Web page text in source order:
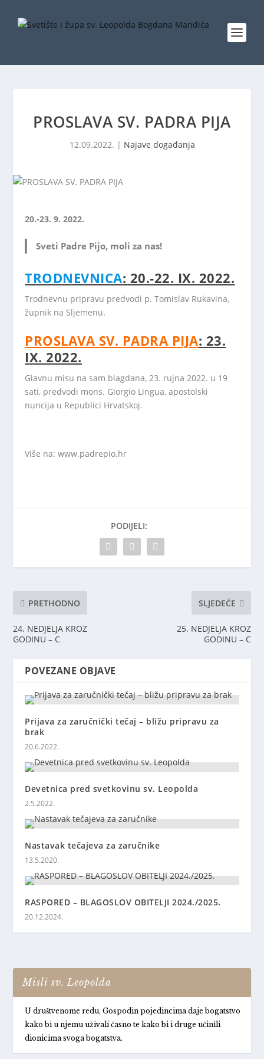
PROSLAVA SV. PADRA PIJA
12.09.2022. | Najave događanja
20.-23. 9. 2022.
Sveti Padre Pijo, moli za nas!
TRODNEVNICA: 20.-22. IX. 2022.
Trodnevnu pripravu predvodi p. Tomislav Rukavina,
župnik na Sljemenu.
PROSLAVA SV. PADRA PIJA: 23.
IX. 2022.
Glavnu misu na sam blagdana, 23. rujna 2022. u 19
sati, predvodi mons. Giorgio Lingua, apostolski
nuncija u Republici Hrvatskoj.
Više na: www.padrepio.hr
PODIJELI:
PRETHODNO
24. NEDJELJA KROZ
GODINU – C
SLJEDEĆE
25. NEDJELJA KROZ
GODINU – C
POVEZANE OBJAVE
Prijava za zaručnički tečaj – bližu pripravu za
brak
20.6.2022.
Devetnica pred svetkovinu sv. Leopolda
2.5.2022.
Nastavak tečajeva za zaručnike
13.5.2020.
RASPORED – BLAGOSLOV OBITELJI 2024./2025.
20.12.2024.
Misli sv. Leopolda
U društvenome redu, Gospodin pojedincima daje bogatstvo
kako bi u njemu uživali časno te kako bi i druge učinili
dionicima svoga bogatstva.